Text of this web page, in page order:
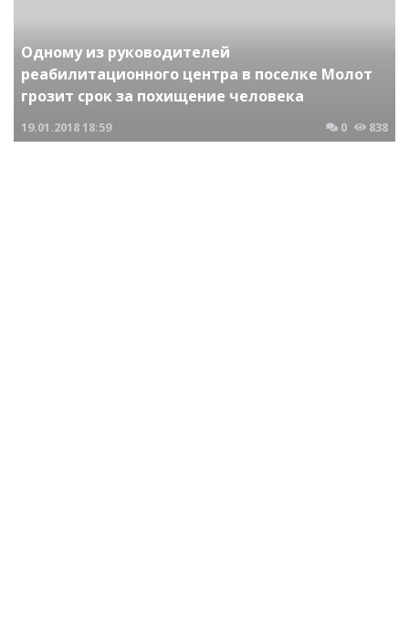
Одному из руководителей
реабилитационного центра в поселке Молот
грозит срок за похищение человека
19.01.201818:59 0 838